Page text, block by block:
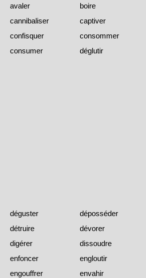
avaler
boire
cannibaliser
captiver
confisquer
consommer
consumer
déglutir
déguster
déposséder
détruire
dévorer
digérer
dissoudre
enfoncer
engloutir
engouffrer
envahir